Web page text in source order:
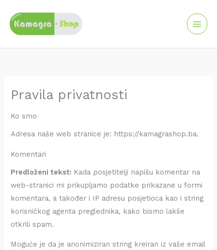
content
Pravila privatnosti
Ko smo
Adresa naše web stranice je: https://kamagrashop.ba.
Komentari
Predloženi tekst: Kada posjetitelji napišu komentar na
web-stranici mi prikupljamo podatke prikazane u formi
komentara, a također i IP adresu posjetioca kao i string
korisničkog agenta preglednika, kako bismo lakše
otkrili spam.
Moguće je da je anonimiziran string kreiran iz vaše email